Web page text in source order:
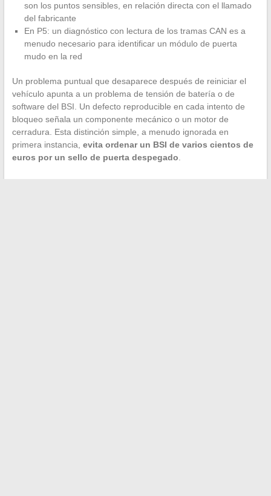
son los puntos sensibles, en relación directa con el llamado
del fabricante
En P5: un diagnóstico con lectura de los tramas CAN es a
menudo necesario para identificar un módulo de puerta
mudo en la red
Un problema puntual que desaparece después de reiniciar el
vehículo apunta a un problema de tensión de batería o de
software del BSI. Un defecto reproducible en cada intento de
bloqueo señala un componente mecánico o un motor de
cerradura. Esta distinción simple, a menudo ignorada en
primera instancia, evita ordenar un BSI de varios cientos de
euros por un sello de puerta despegado.